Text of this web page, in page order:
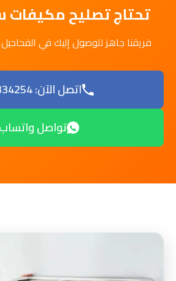
تحتاج تصليح مكيفات
فريقنا جاهز للوصول إليك في
اتصل الآن: 55334254
تواصل واتساب